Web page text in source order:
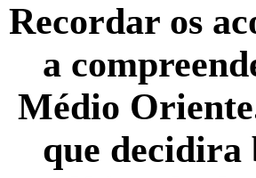
Recordar os
a
Médio
que decidira